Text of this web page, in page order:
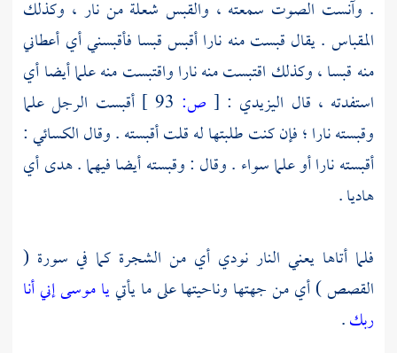
. وآنست الصوت سمعته ، والقبس شعلة من نار ، وكذلك
المقباس . يقال قبست منه نارا أقبس قبسا فأقبسني أي أعطاني
منه قبسا ، وكذلك اقتبست منه نارا واقتبست منه علما أيضا أي
استفدته ، قال اليزيدي :
[ ص:
أقبست الرجل علما
وقبسته نارا ؛ فإن كنت طلبتها له قلت أقبسته . وقالالكسائي:
أقبسته نارا أو علما سواء . وقال : وقبسته أيضا فيهما . هدى أي
هاديا .
فلما أتاها يعني النار نودي أي من الشجرة كما في سورة (
القصص ) أي من جهتها وناحيتها على ما يأتييا موسى إني أنا
ربك.